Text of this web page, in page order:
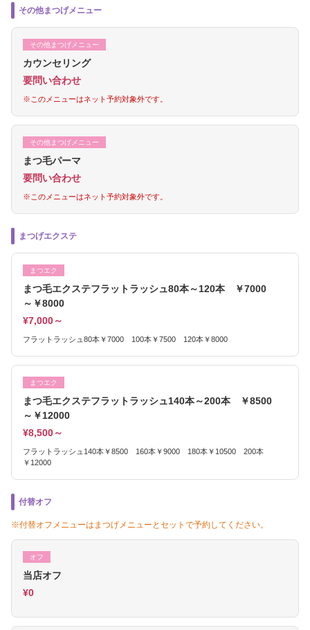
その他まつげメニュー
その他まつげメニュー
カウンセリング
要問い合わせ
※このメニューはネット予約対象外です。
その他まつげメニュー
まつ毛パーマ
要問い合わせ
※このメニューはネット予約対象外です。
まつげエクステ
まつエク
まつ毛エクステフラットラッシュ80本～120本 ￥7000
～￥8000
¥7,000～
フラットラッシュ80本￥7000 100本￥7500 120本￥8000
まつエク
まつ毛エクステフラットラッシュ140本～200本 ￥8500
～￥12000
¥8,500～
フラットラッシュ140本￥8500 160本￥9000 180本￥10500 200本
￥12000
付替オフ
※付替オフメニューはまつげメニューとセットで予約してください。
オフ
当店オフ
¥0